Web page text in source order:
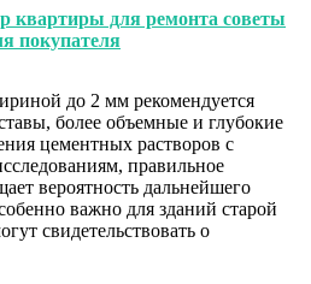
квартиры для ремонта советы
покупателя
до 2 мм рекомендуется
более объемные и глубокие
цементных растворов с
правильное
вероятность дальнейшего
важно для зданий старой
свидетельствовать о